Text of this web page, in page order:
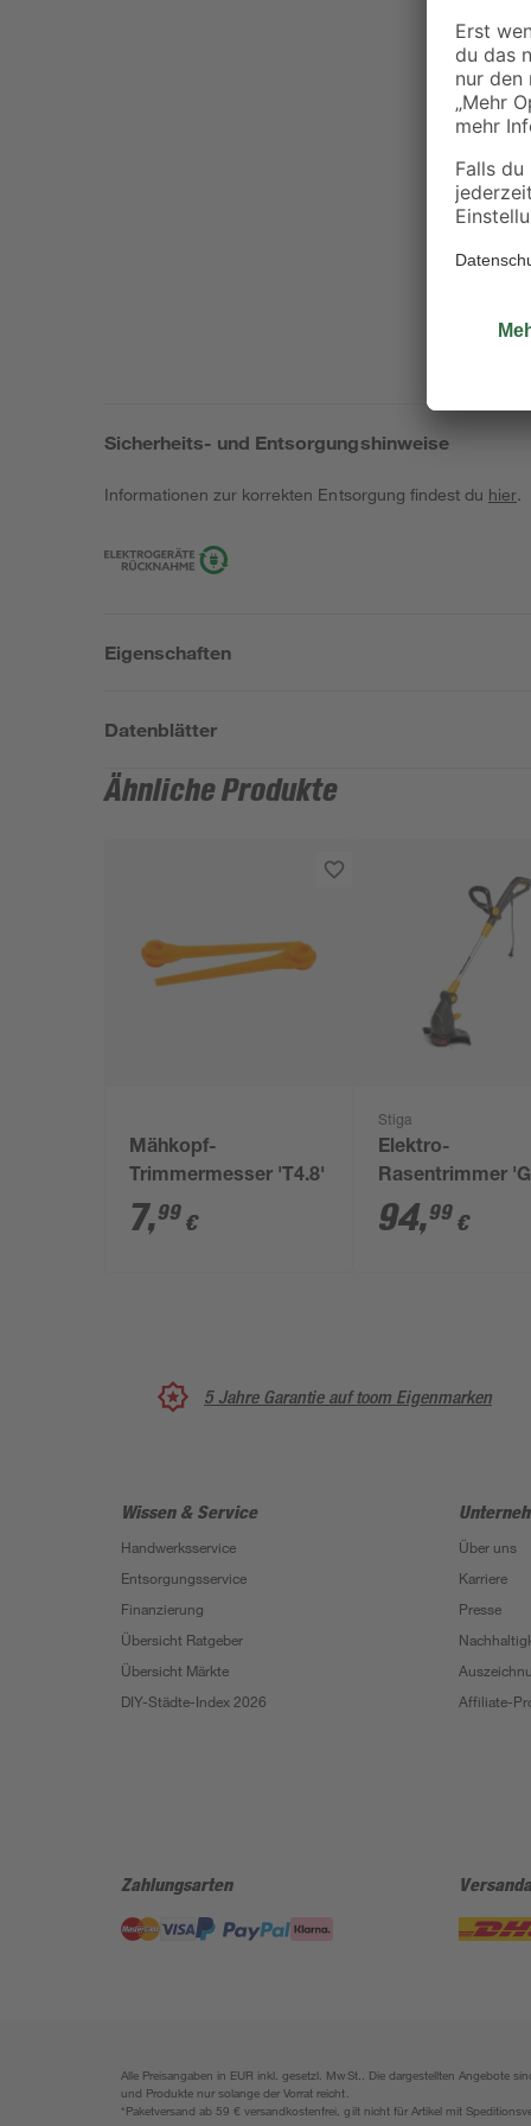
Sicherheits- und Entsorgungshinweise
Informationen zur korrekten Entsorgung findest du hier.
Eigenschaften
Datenblätter
Ähnliche Produkte
Mähkopf-
Trimmermesser 'T4.8'
7,99 €
Stiga
Elektro-
Rasentrimmer
106c' 600 W
94,99 €
5 Jahre Garantie auf toom Eigenmarken
Wissen & Service
Handwerksservice
Entsorgungsservice
Finanzierung
Übersicht Ratgeber
Übersicht Märkte
DIY-Städte-Index 2026
Über uns
Karriere
Presse
Affiliate-
Zahlungsarten
Alle Preisangaben in EUR inkl. gesetzl. MwSt.. Die dargestellten Angebote
und Produkte nur solange der Vorrat reicht.
*Paketversand ab 59 € versandkostenfrei, gilt nicht für Artikel mit